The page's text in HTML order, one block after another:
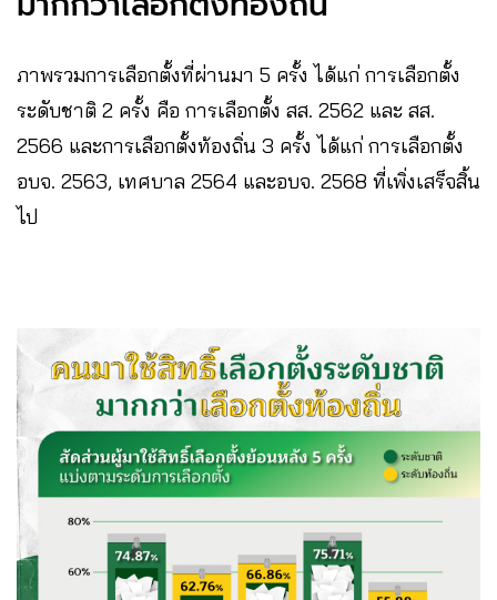
ภาพรวมการเลือกตั้งที่ผ่านมา 5 ครั้ง ได้แก่ การเลือกตั้ง
ระดับชาติ 2 ครั้ง คือ การเลือกตั้ง สส. 2562 และ สส.
2566 และการเลือกตั้งท้องถิ่น 3 ครั้ง ได้แก่ การเลือกตั้ง
อบจ. 2563, เทศบาล 2564 และอบจ. 2568 ที่เพิ่งเสร็จสิ้น
ไป